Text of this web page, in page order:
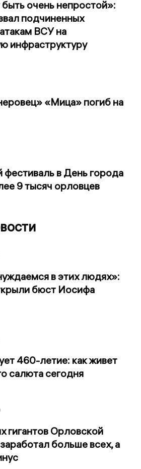
очень непростой»:
подчиненных
ВСУ на
инфраструктуру
«Мица» погиб на
в День города
9 тысяч орловцев
в этих людях»:
бюст Иосифа
460-летие: как живет
салюта сегодня
гигантов Орловской
больше всех, а